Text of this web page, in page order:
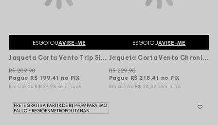
ESGOTOUAVISE-ME
Jaqueta Corta Vento Trip Side Alien Brisa - Preta
Pague R$ 199,41 no PIX
R$ 209,90
6x R$ 34,98 sem juros
ESGOTOUAVISE-ME
Jaqueta Corta Vento Chronic Line Tag Wush - Marinho
Pague R$ 218,41 no PIX
R$ 229,90
6x R$ 38,32 sem juros
FRETE GRÁTIS A PARTIR DE R$149,99 PARA SÃO
PAULO E REGIÕES METROPOLITANAS